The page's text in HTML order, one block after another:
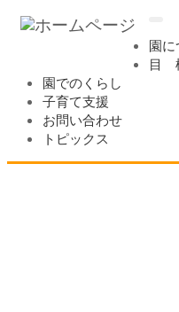
ビ
ゲ
ー
園に
目
園でのくらし
子育て支援
お問い合わせ
トピックス